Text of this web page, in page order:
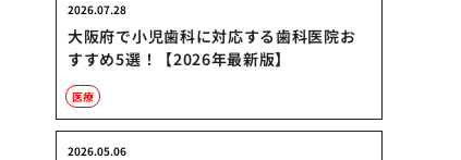
大阪府で小児歯科に対応する歯科医院お
すすめ5選！【2026年最新版】
2026.07.28
医療
2026.05.06